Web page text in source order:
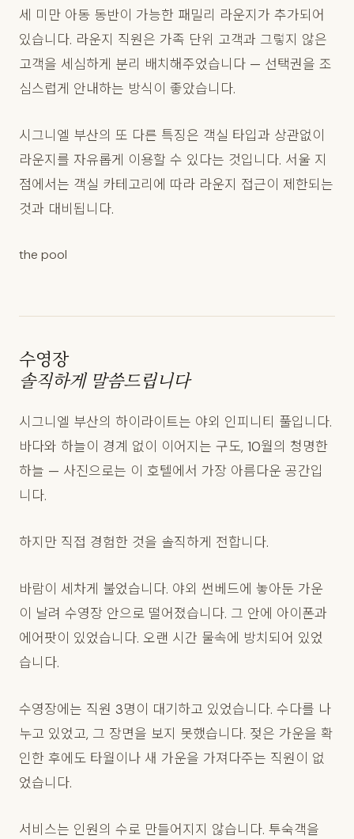
세 미만 아동 동반이 가능한 패밀리 라운지가 추가되어
있습니다. 라운지 직원은 가족 단위 고객과 그렇지 않은
고객을 세심하게 분리 배치해주었습니다 — 선택권을 조
심스럽게 안내하는 방식이 좋았습니다.
시그니엘 부산의 또 다른 특징은 객실 타입과 상관없이
라운지를 자유롭게 이용할 수 있다는 것입니다. 서울 지
점에서는 객실 카테고리에 따라 라운지 접근이 제한되는
것과 대비됩니다.
the pool
수영장
솔직하게 말씀드립니다
시그니엘 부산의 하이라이트는 야외 인피니티 풀입니다.
바다와 하늘이 경계 없이 이어지는 구도, 10월의 청명한
하늘 — 사진으로는 이 호텔에서 가장 아름다운 공간입
니다.
하지만 직접 경험한 것을 솔직하게 전합니다.
바람이 세차게 불었습니다. 야외 썬베드에 놓아둔 가운
이 날려 수영장 안으로 떨어졌습니다. 그 안에 아이폰과
에어팟이 있었습니다. 오랜 시간 물속에 방치되어 있었
습니다.
수영장에는 직원 3명이 대기하고 있었습니다. 수다를 나
누고 있었고, 그 장면을 보지 못했습니다. 젖은 가운을 확
인한 후에도 타월이나 새 가운을 가져다주는 직원이 없
었습니다.
서비스는 인원의 수로 만들어지지 않습니다. 투숙객을